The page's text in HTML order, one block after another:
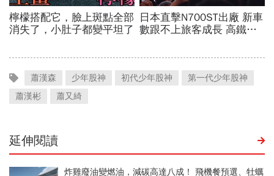
蕭漢森 少年股神 初代少年股神
第一代少年股神
蕭漢彬
蕭又綺
延伸閱讀
炸雞廢油變燃油，減碳高達八成！ 飛機餐預選、牡蠣